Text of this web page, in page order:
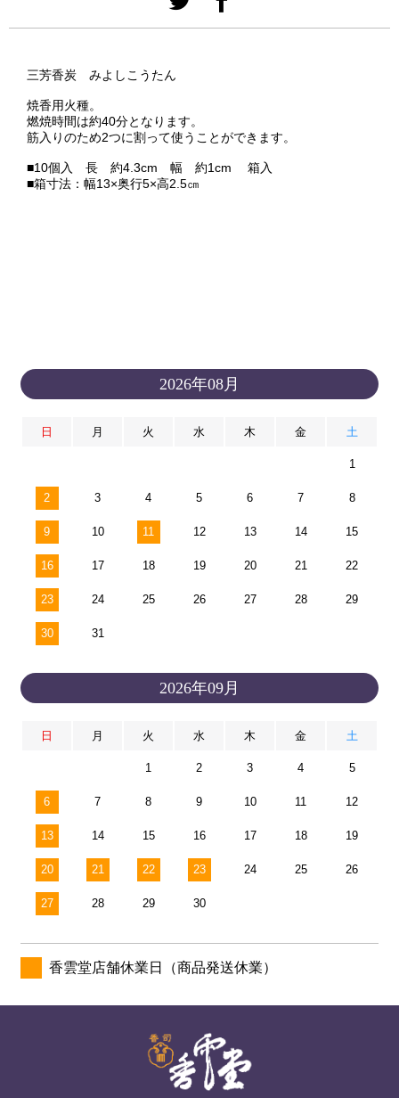
三芳香炭 みよしこうたん
焼香用火種。
燃焼時間は約40分となります。
筋入りのため2つに割って使うことができます。
■10個入 長 約4.3cm 幅 約1cm 箱入
■箱寸法：幅13×奥行5×高2.5㎝
2026年08月
日 月 火 水 木 金 土
1
2 3 4 5 6 7 8
9 10 11 12 13 14 15
16 17 18 19 20 21 22
23 24 25 26 27 28 29
30 31
2026年09月
日 月 火 水 木 金 土
1 2 3 4 5
6 7 8 9 10 11 12
13 14 15 16 17 18 19
20 21 22 23 24 25 26
27 28 29 30
香雲堂店舗休業日（商品発送休業）